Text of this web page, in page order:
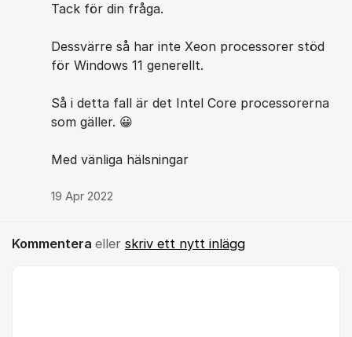
Tack för din fråga.
Dessvärre så har inte Xeon processorer stöd
för Windows 11 generellt.
Så i detta fall är det Intel Core processorerna
som gäller. 😀
Med vänliga hälsningar
19 Apr 2022
Kommentera eller skriv ett nytt inlägg